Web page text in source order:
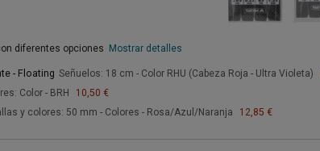
diferentes opciones Mostrar detalles
- Floating Señuelos: 18 cm - Color RHU (Cabeza Roja - Ultra Violeta)
Color - BRH
10,50 €
y colores: 50 mm - Colores - Rosa/Azul/Naranja 12,85 €